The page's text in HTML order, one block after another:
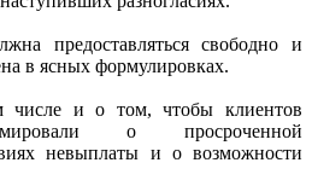
предоставляться свободно и
в ясных формулировках.
числе и о том, чтобы клиентов
о просроченной
невыплаты и о возможности